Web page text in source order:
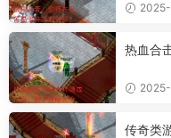
热血合
传奇类